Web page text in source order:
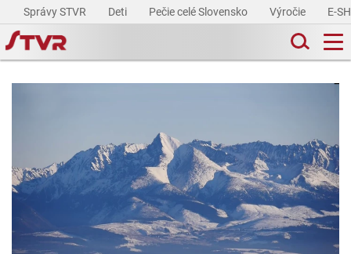
Správy STVR Deti Pečie celé Slovensko Výročie E-